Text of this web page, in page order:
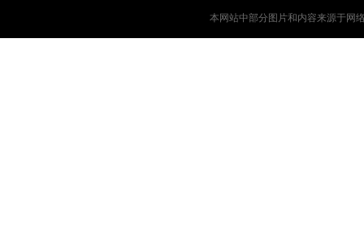
本网站中部分图片和内容来源于网